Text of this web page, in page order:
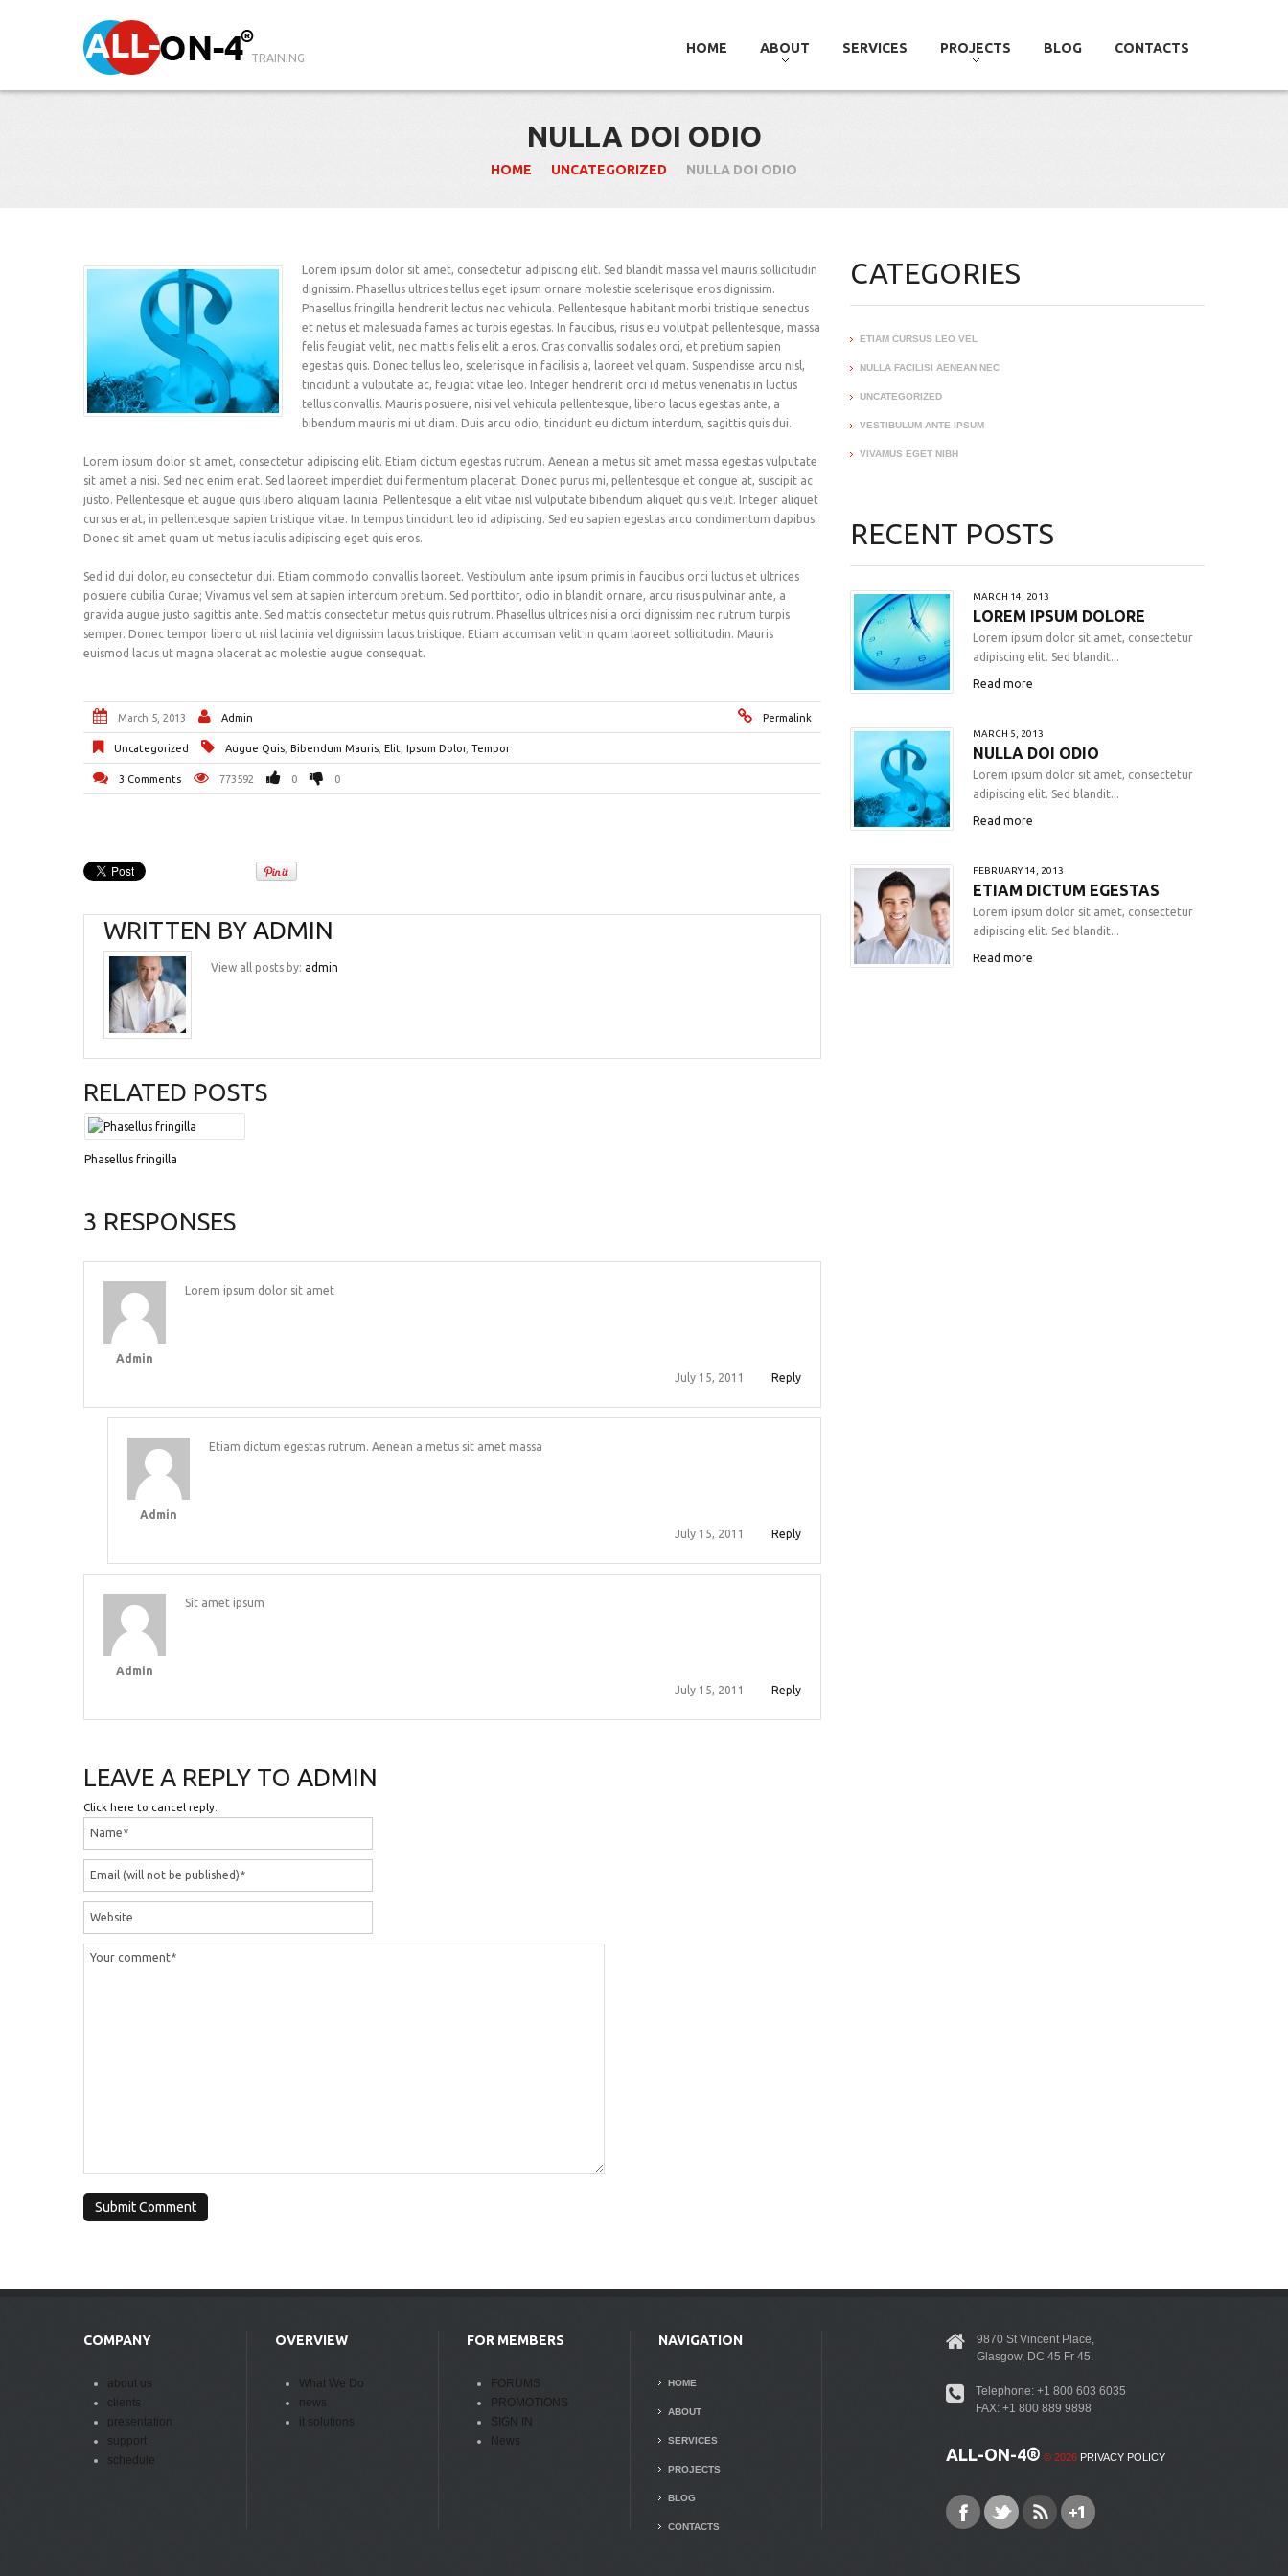
TRAINING
HOME ABOUT SERVICES PROJECTS BLOG CONTACTS
NULLA DOI ODIO
HOME UNCATEGORIZED NULLA DOI ODIO
Lorem ipsum dolor sit amet, consectetur adipiscing elit. Sed blandit massa vel mauris sollicitudin
dignissim. Phasellus ultrices tellus eget ipsum ornare molestie scelerisque eros dignissim.
Phasellus fringilla hendrerit lectus nec vehicula. Pellentesque habitant morbi tristique senectus
et netus et malesuada fames ac turpis egestas. In faucibus, risus eu volutpat pellentesque, massa
felis feugiat velit, nec mattis felis elit a eros. Cras convallis sodales orci, et pretium sapien
egestas quis. Donec tellus leo, scelerisque in facilisis a, laoreet vel quam. Suspendisse arcu nisl,
tincidunt a vulputate ac, feugiat vitae leo. Integer hendrerit orci id metus venenatis in luctus
tellus convallis. Mauris posuere, nisi vel vehicula pellentesque, libero lacus egestas ante, a
bibendum mauris mi ut diam. Duis arcu odio, tincidunt eu dictum interdum, sagittis quis dui.
Lorem ipsum dolor sit amet, consectetur adipiscing elit. Etiam dictum egestas rutrum. Aenean a metus sit amet massa egestas vulputate
sit amet a nisi. Sed nec enim erat. Sed laoreet imperdiet dui fermentum placerat. Donec purus mi, pellentesque et congue at, suscipit ac
justo. Pellentesque et augue quis libero aliquam lacinia. Pellentesque a elit vitae nisl vulputate bibendum aliquet quis velit. Integer aliquet
cursus erat, in pellentesque sapien tristique vitae. In tempus tincidunt leo id adipiscing. Sed eu sapien egestas arcu condimentum dapibus.
Donec sit amet quam ut metus iaculis adipiscing eget quis eros.
Sed id dui dolor, eu consectetur dui. Etiam commodo convallis laoreet. Vestibulum ante ipsum primis in faucibus orci luctus et ultrices
posuere cubilia Curae; Vivamus vel sem at sapien interdum pretium. Sed porttitor, odio in blandit ornare, arcu risus pulvinar ante, a
gravida augue justo sagittis ante. Sed mattis consectetur metus quis rutrum. Phasellus ultrices nisi a orci dignissim nec rutrum turpis
semper. Donec tempor libero ut nisl lacinia vel dignissim lacus tristique. Etiam accumsan velit in quam laoreet sollicitudin. Mauris
euismod lacus ut magna placerat ac molestie augue consequat.
March 5, 2013 Admin Permalink
Uncategorized Augue Quis Bibendum Mauris Elit Ipsum Dolor, Tempor
3 Comments 773592 0 0
WRITTEN BY ADMIN
View all posts by: admin
RELATED POSTS
Phasellus fringilla
3 RESPONSES
Admin
Lorem ipsum dolor sit amet
Reply
July 15, 2011
Admin
Etiam dictum egestas rutrum. Aenean a metus sit amet massa
Reply
July 15, 2011
Admin
Sit amet ipsum
Reply
July 15, 2011
LEAVE A REPLY TO ADMIN
Click here to cancel reply.
CATEGORIES
ETIAM CURSUS LEO VEL
NULLA FACILISI AENEAN NEC
UNCATEGORIZED
VESTIBULUM ANTE IPSUM
VIVAMUS EGET NIBH
RECENT POSTS
MARCH 14, 2013
LOREM IPSUM DOLORE
Lorem ipsum dolor sit amet, consectetur
adipiscing elit. Sed blandit...
Read more
MARCH 5, 2013
NULLA DOI ODIO
Lorem ipsum dolor sit amet, consectetur
adipiscing elit. Sed blandit...
Read more
FEBRUARY 14, 2013
ETIAM DICTUM EGESTAS
Lorem ipsum dolor sit amet, consectetur
adipiscing elit. Sed blandit...
Read more
COMPANY
about us
clients
presentation
support
schedule
OVERVIEW
What We Do
news
it solutions
FOR MEMBERS
FORUMS
PROMOTIONS
SIGN IN
News
NAVIGATION
HOME
ABOUT
SERVICES
PROJECTS
BLOG
CONTACTS
9870 St Vincent Place,
Glasgow, DC 45 Fr 45.
Telephone: +1 800 603 6035
FAX: +1 800 889 9898
ALL-ON-4® © 2026 PRIVACY POLICY